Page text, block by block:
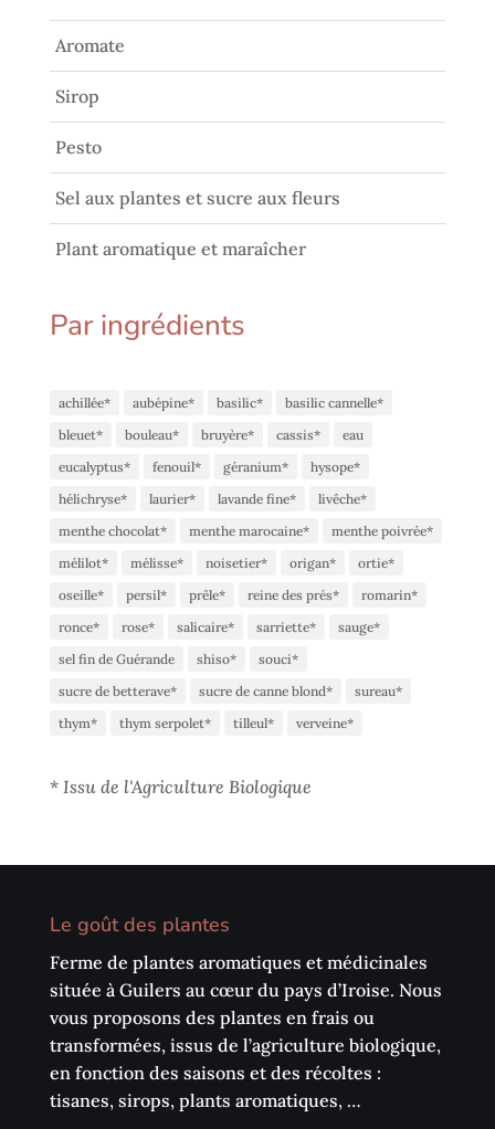
Aromate
Sirop
Pesto
Sel aux plantes et sucre aux fleurs
Plant aromatique et maraîcher
Par ingrédients
achillée* aubépine* basilic*
basilic cannelle*
bleuet*
bouleau* bruyère* cassis*
eau
eucalyptus*
fenouil* géranium*
hysope*
hélichryse*
laurier* lavande fine*
livêche*
menthe chocolat*
menthe marocaine*
menthe poivrée*
mélilot*
mélisse* noisetier* origan*
ortie*
oseille*
persil* prêle* reine des prés*
romarin*
ronce*
rose* salicaire* sarriette*
sauge*
sel fin de Guérande
shiso*
souci*
sucre de betterave*
sucre de canne blond*
sureau*
thym*
thym serpolet* tilleul* verveine*
* Issu de l'Agriculture Biologique
Le goût des plantes
Ferme de plantes aromatiques et médicinales
située à Guilers au cœur du pays d’Iroise. Nous
vous proposons des plantes en frais ou
transformées, issus de l’agriculture biologique,
en fonction des saisons et des récoltes :
tisanes, sirops, plants aromatiques, …